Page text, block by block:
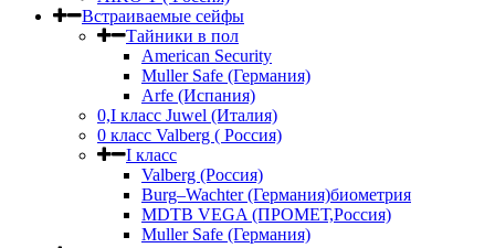
Встраиваемые сейфы
Тайники в пол
American Security
Muller Safe (Германия)
Arfe (Испания)
0,I класс Juwel (Италия)
0 класс Valberg ( Россия)
I класс
Valberg (Россия)
Burg–Wachter (Германия)биометрия
MDTB VEGA (ПРОМЕТ,Россия)
Muller Safe (Германия)